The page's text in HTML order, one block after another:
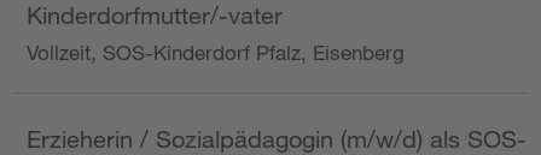
Kinderdorfmutter/-vater
Vollzeit, SOS-Kinderdorf Pfalz, Eisenberg
Erzieherin / Sozialpädagogin (m/w/d) als SOS-